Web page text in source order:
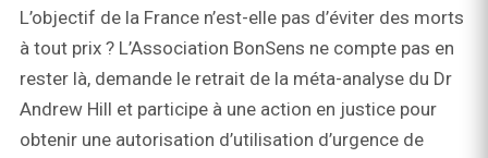
L’objectif de la France n’est-elle pas d’éviter des morts
à tout prix ? L’Association BonSens ne compte pas en
rester là, demande le retrait de la méta-analyse du Dr
Andrew Hill et participe à une action en justice pour
obtenir une autorisation d’utilisation d’urgence de